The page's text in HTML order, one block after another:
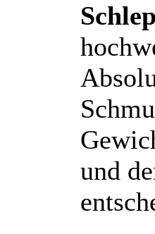
und